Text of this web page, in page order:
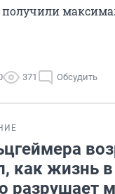
371 Обсудить
как жизнь
разрушает